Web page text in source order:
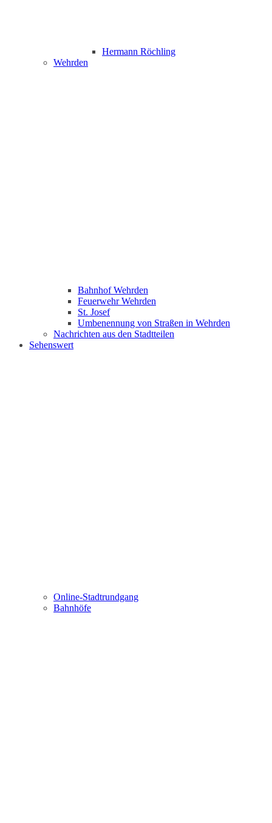
Hermann Röchling
Wehrden
Bahnhof Wehrden
Feuerwehr Wehrden
St. Josef
Umbenennung von Straßen in Wehrden
Nachrichten aus den Stadtteilen
Sehenswert
Online-Stadtrundgang
Bahnhöfe